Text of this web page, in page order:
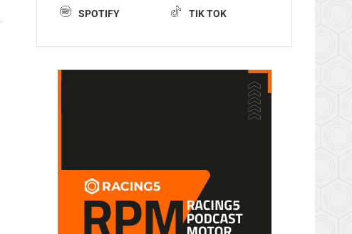
SPOTIFY TIK TOK